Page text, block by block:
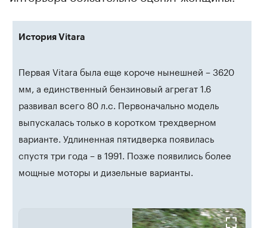
История Vitara
Первая Vitara была еще короче нынешней – 3620
мм, а единственный бензиновый агрегат 1.6
развивал всего 80 л.с. Первоначально модель
выпускалась только в коротком трехдверном
варианте. Удлиненная пятидверка появилась
спустя три года – в 1991. Позже появились более
мощные моторы и дизельные варианты.